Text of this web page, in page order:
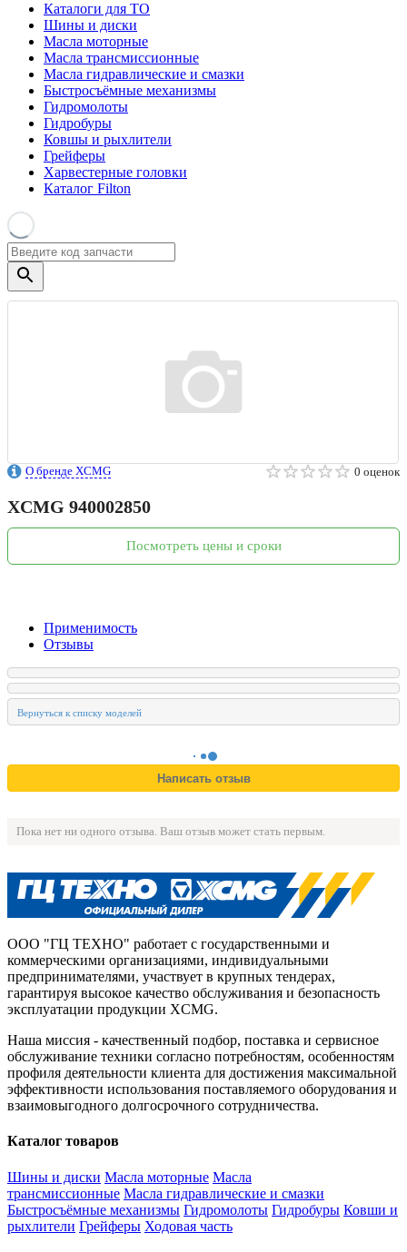
Каталоги для ТО
Шины и диски
Масла моторные
Масла трансмиссионные
Масла гидравлические и смазки
Быстросъёмные механизмы
Гидромолоты
Гидробуры
Ковшы и рыхлители
Грейферы
Харвестерные головки
Каталог Filton
О бренде XCMG 0 оценок
XCMG 940002850
Посмотреть цены и сроки
Применимость
Отзывы
Пока нет ни одного отзыва. Ваш отзыв может стать первым.
ООО "ГЦ ТЕХНО" работает с государственными и
коммерческими организациями, индивидуальными
предпринимателями, участвует в крупных тендерах,
гарантируя высокое качество обслуживания и безопасность
эксплуатации продукции XCMG.
Наша миссия - качественный подбор, поставка и сервисное
обслуживание техники согласно потребностям, особенностям
профиля деятельности клиента для достижения максимальной
эффективности использования поставляемого оборудования и
взаимовыгодного долгосрочного сотрудничества.
Каталог товаров
Шины и диски Масла моторные Масла
трансмиссионные Масла гидравлические и смазки
Быстросъёмные механизмы Гидромолоты Гидробуры Ковши и
рыхлители Грейферы Ходовая часть